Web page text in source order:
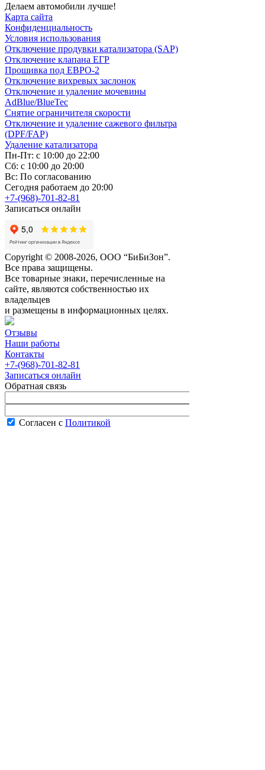
Делаем автомобили лучше!
Карта сайта
Конфиденциальность
Условия использования
Отключение продувки катализатора (SAP)
Отключение клапана ЕГР
Прошивка под ЕВРО-2
Отключение вихревых заслонок
Отключение и удаление мочевины
AdBlue/BlueTec
Снятие ограничителя скорости
Отключение и удаление сажевого фильтра
(DPF/FAP)
Удаление катализатора
Пн-Пт: с 10:00 до 22:00
Сб: с 10:00 до 20:00
Вс: По согласованию
Сегодня работаем до 20:00
+7-(968)-701-82-81
Записаться онлайн
Copyright © 2008-2026, ООО “БиБиЗон”.
Все права защищены.
Все товарные знаки, перечисленные на
сайте, являются собственностью их
владельцев
и размещены в информационных целях.
Отзывы
Наши работы
Контакты
+7-(968)-701-82-81
Записаться онлайн
Обратная связь
Согласен с Политикой